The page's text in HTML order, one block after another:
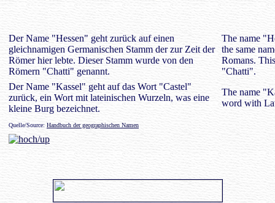
Der Name "Hessen" geht zurück auf einen
gleichnamigen Germanischen Stamm der zur Zeit der
Römer hier lebte. Dieser Stamm wurde von den
Römern "Chatti" genannt.
The name
the same
Romans.
"Chatti".
Der Name "Kassel" geht auf das Wort "Castel"
zurück, ein Wort mit lateinischen Wurzeln, was eine
kleine Burg bezeichnet.
The name
word with
Quelle/Source: Handbuch der geographischen Namen